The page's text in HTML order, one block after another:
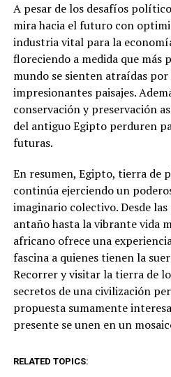
A pesar de los desafíos
mira hacia el futuro con
industria vital para la
floreciendo a medida que más
mundo se sienten atraídas
impresionantes paisajes.
conservación y preservación
del antiguo Egipto perduren
futuras.
En resumen, Egipto, tierra de
continúa ejerciendo un
imaginario colectivo. Desde
antaño hasta la vibrante vida
africano ofrece una
fascina a quienes tienen la
Recorrer y visitar la tierra de
secretos de una civilización
propuesta sumamente
presente se unen en un
RELATED TOPICS: